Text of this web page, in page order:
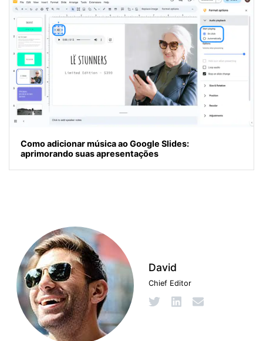
Como adicionar música ao Google Slides:
aprimorando suas apresentações
David
Chief Editor